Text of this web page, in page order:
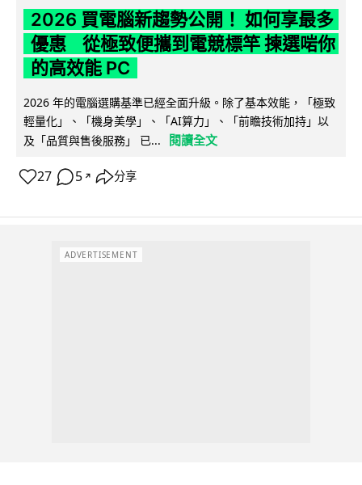
2026 買電腦新趨勢公開！ 如何享最多
優惠 從極致便攜到電競標竿 揀選啱你
的高效能 PC
2026 年的電腦選購基準已經全面升級。除了基本效能，「極致
輕量化」、「機身美學」、「AI算力」、「前瞻技術加持」以
及「品質與售後服務」 已...
閱讀全文
27 5 ↗ 分享
ADVERTISEMENT